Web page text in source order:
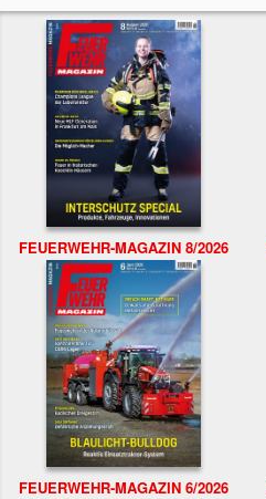
FEUERWEHR-MAGAZIN 8/2026
FEUERWEHR-MAGAZIN 6/2026